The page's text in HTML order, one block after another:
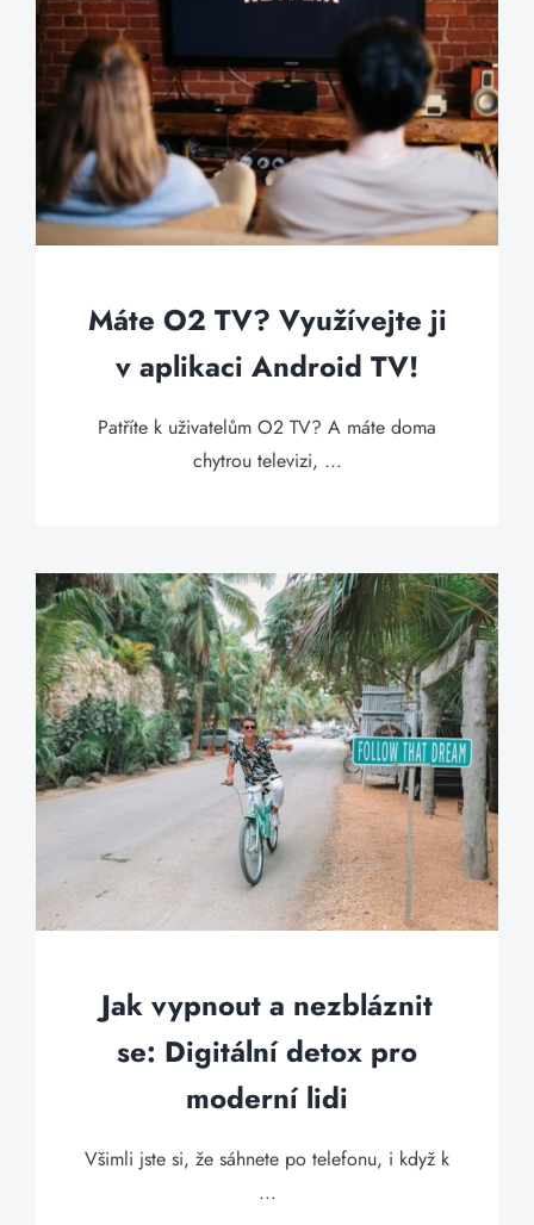
Máte O2 TV? Využívejte ji
v aplikaci Android TV!
Patříte k uživatelům O2 TV? A máte doma
chytrou televizi, ...
Jak vypnout a nezbláznit
se: Digitální detox pro
moderní lidi
Všimli jste si, že sáhnete po telefonu, i když k
...